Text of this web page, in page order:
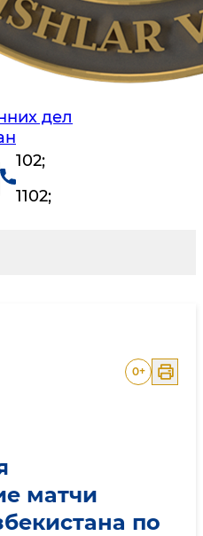
дел
102;
1102;
0+
матчи
по